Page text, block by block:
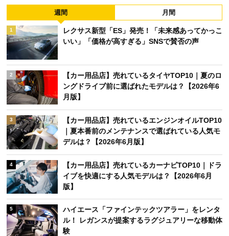
週間 月間
1
レクサス新型「ES」発売！「未来感あってかっこ
いい」「価格が高すぎる」SNSで賛否の声
2
【カー用品店】売れているタイヤTOP10｜夏のロ
ングドライブ前に選ばれたモデルは？【2026年6
月版】
3
【カー用品店】売れているエンジンオイルTOP10
｜夏本番前のメンテナンスで選ばれている人気モ
デルは？【2026年6月版】
4
【カー用品店】売れているカーナビTOP10｜ドラ
イブを快適にする人気モデルは？【2026年6月
版】
5
ハイエース「ファインテックツアラー」をレンタ
ル！ レガンスが提案するラグジュアリーな移動体
験